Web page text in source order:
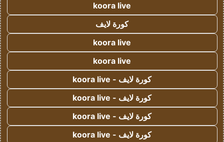
koora live
كورة لايف
koora live
koora live
كورة لايف - koora live
كورة لايف - koora live
كورة لايف - koora live
كورة لايف - koora live